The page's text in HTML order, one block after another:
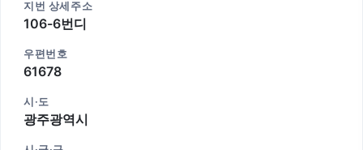
지번 상세주소
106-6번디
우편번호
61678
시·도
광주광역시